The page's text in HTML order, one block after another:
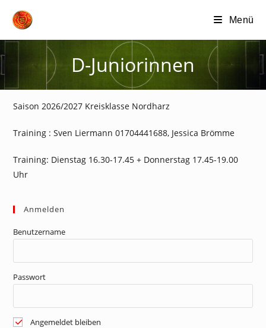
Inhalt
Menü
D-Juniorinnen
Saison 2026/2027 Kreisklasse Nordharz
Training : Sven Liermann 01704441688, Jessica Brömme
Training: Dienstag 16.30-17.45 + Donnerstag 17.45-19.00
Uhr
Anmelden
Benutzername
Passwort
Angemeldet bleiben